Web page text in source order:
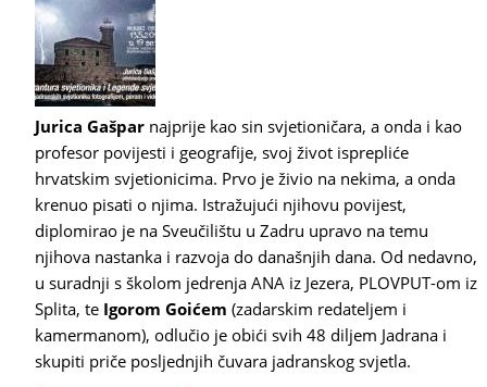
Jurica Gašpar najprije kao sin svjetioničara, a onda i kao
profesor povijesti i geografije, svoj život isprepliće
hrvatskim svjetionicima. Prvo je živio na nekima, a onda
krenuo pisati o njima. Istražujući njihovu povijest,
diplomirao je na Sveučilištu u Zadru upravo na temu
njihova nastanka i razvoja do današnjih dana. Od nedavno,
u suradnji s školom jedrenja ANA iz Jezera, PLOVPUT-om iz
Splita, te Igorom Goićem (zadarskim redateljem i
kamermanom), odlučio je obići svih 48 diljem Jadrana i
skupiti priče posljednjih čuvara jadranskog svjetla.